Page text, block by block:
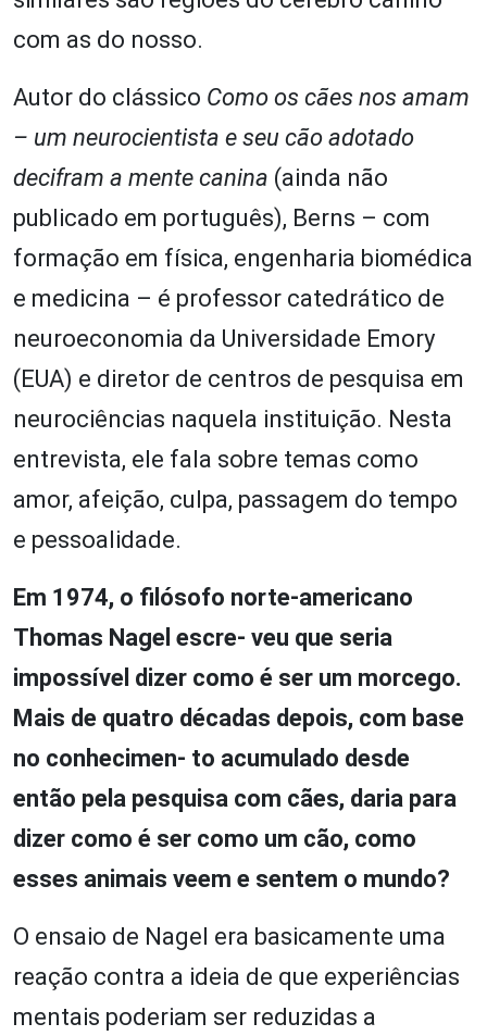
com as do nosso.
Autor do clássico Como os cães nos amam
– um neurocientista e seu cão adotado
decifram a mente canina (ainda não
publicado em português), Berns – com
formação em física, engenharia biomédica
e medicina – é professor catedrático de
neuroeconomia da Universidade Emory
(EUA) e diretor de centros de pesquisa em
neurociências naquela instituição. Nesta
entrevista, ele fala sobre temas como
amor, afeição, culpa, passagem do tempo
e pessoalidade.
Em 1974, o filósofo norte-americano
Thomas Nagel escre- veu que seria
impossível dizer como é ser um morcego.
Mais de quatro décadas depois, com base
no conhecimen- to acumulado desde
então pela pesquisa com cães, daria para
dizer como é ser como um cão, como
esses animais veem e sentem o mundo?
O ensaio de Nagel era basicamente uma
reação contra a ideia de que experiências
mentais poderiam ser reduzidas a